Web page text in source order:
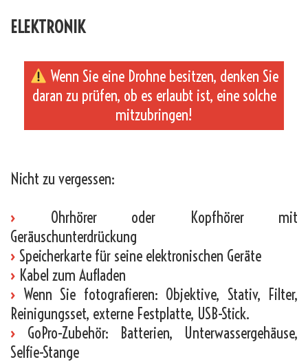
ELEKTRONIK
Wenn Sie eine Drohne besitzen, denken Sie
daran zu prüfen, ob es erlaubt ist, eine solche
mitzubringen!
Nicht zu vergessen:
›
Ohrhörer oder Kopfhörer mit
Geräuschunterdrückung
› Speicherkarte für seine elektronischen Geräte
› Kabel zum Aufladen
› Wenn Sie fotografieren: Objektive, Stativ, Filter,
Reinigungsset, externe Festplatte, USB-Stick.
› GoPro-Zubehör: Batterien, Unterwassergehäuse,
Selfie-Stange